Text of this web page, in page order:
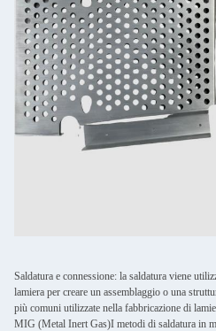
Saldatura e connessione: la saldatura viene
lamiera per creare un assemblaggio o una
più comuni utilizzate nella fabbricazione di
MIG (Metal Inert Gas)I metodi di saldatura in